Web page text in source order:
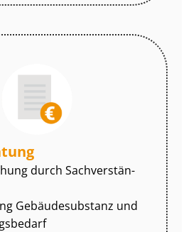
durch Sach­ver­stän­
Gebäudesubstanz und